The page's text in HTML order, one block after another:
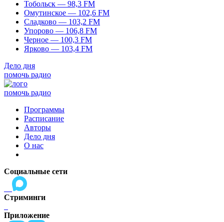
Тобольск — 98,3 FM
Омутинское — 102,6 FM
Сладково — 103,2 FM
Упорово — 106,8 FM
Черное — 100,3 FM
Ярково — 103,4 FM
Дело дня
помочь радио
помочь радио
Программы
Расписание
Авторы
Дело дня
О нас
Социальные сети
Стриминги
Приложение